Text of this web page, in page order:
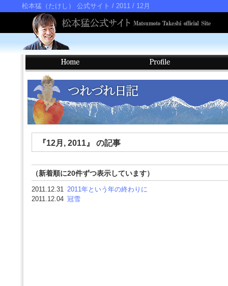
松本猛（たけし） 公式サイト / 2011 / 12月
『12月, 2011』 の記事
（新着順に20件ずつ表示しています）
2011.12.31 2011年という年の終わりに
2011.12.04 冠雪